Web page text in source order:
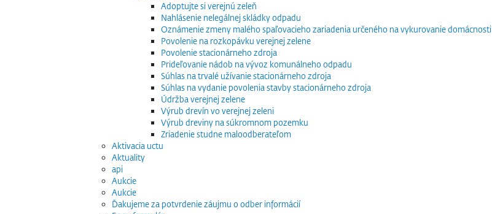
Adoptujte si verejnú zeleň
Nahlásenie nelegálnej skládky odpadu
Oznámenie zmeny malého spaľovacieho zariadenia určeného na vykurovanie domácnosti
Povolenie na rozkopávku verejnej zelene
Povolenie stacionárneho zdroja
Prideľovanie nádob na vývoz komunálneho odpadu
Súhlas na trvalé užívanie stacionárneho zdroja
Súhlas na vydanie povolenia stavby stacionárneho zdroja
Údržba verejnej zelene
Výrub drevín vo verejnej zeleni
Výrub dreviny na súkromnom pozemku
Zriadenie studne maloodberateľom
Aktivacia uctu
Aktuality
api
Aukcie
Aukcie
Ďakujeme za potvrdenie záujmu o odber informácií